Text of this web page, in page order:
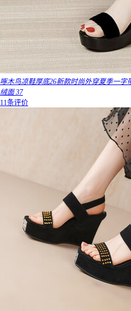
啄木鸟凉鞋厚底26新款时尚外穿夏季一
绒面 37
11条评价